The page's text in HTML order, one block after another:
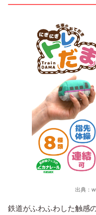
出典：
鉄道がふわふわした触感